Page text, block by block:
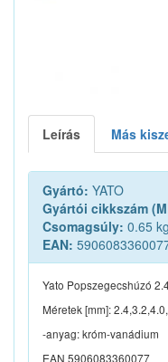
Leírás Más
Gyártó: YATO
Gyártói cikkszám
Csomagsúly: 0.65 kg
EAN:
Yato Popszegecshúzó
Méretek [mm]:
-anyag: króm-vanádium
EAN 5906083360077